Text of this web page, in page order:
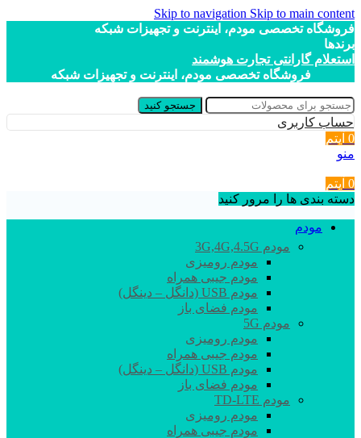
Skip to navigation Skip to main content
فروشگاه تخصصی مودم، اینترنت و تجهیزات شبکه
برندها
استعلام گارانتی تجارت هوشمند
فروشگاه تخصصی مودم، اینترنت و تجهیزات شبکه
جستجو کنید
حساب کاربری
0 آیتم
منو
0 آیتم
دسته بندی ها را مرور کنید
مودم
مودم 3G,4G,4.5G
مودم رومیزی
مودم جیبی همراه
مودم USB (دانگل – دینگل)
مودم فضای باز
مودم 5G
مودم رومیزی
مودم جیبی همراه
مودم USB (دانگل – دینگل)
مودم فضای باز
مودم TD-LTE
مودم رومیزی
مودم جیبی همراه